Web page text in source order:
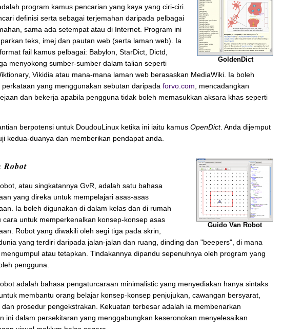
GoldenDict
program kamus pencarian yang kaya yang ciri-ciri.
definisi serta sebagai terjemahan daripada pelbagai
sama ada setempat atau di Internet. Program ini
teks, imej dan pautan web (serta laman web). Ia
fail kamus pelbagai: Babylon, StarDict, Dictd,
menyokong sumber-sumber dalam talian seperti
Vikidia atau mana-mana laman web berasaskan MediaWiki. Ia boleh
perkataan yang menggunakan sebutan daripada forvo.com , mencadangkan
dan bekerja apabila pengguna tidak boleh memasukkan aksara khas seperti
berpotensi untuk DoudouLinux ketika ini iaitu kamus OpenDict. Anda dijemput
kedua-duanya dan memberikan pendapat anda.
Guido Van Robot
Robot
atau singkatannya GvR, adalah satu bahasa
yang direka untuk mempelajari asas-asas
Ia boleh digunakan di dalam kelas dan di rumah
cara untuk memperkenalkan konsep-konsep asas
Robot yang diwakili oleh segi tiga pada skrin,
yang terdiri daripada jalan-jalan dan ruang, dinding dan "beepers", di mana
atau tetapkan. Tindakannya dipandu sepenuhnya oleh program yang
pengguna.
adalah bahasa pengaturcaraan minimalistic yang menyediakan hanya sintaks
membantu orang belajar konsep-konsep penjujukan, cawangan bersyarat,
dan prosedur pengekstrakan. Kekuatan terbesar adalah ia membenarkan
ini dalam persekitaran yang menggabungkan keseronokan menyelesaikan